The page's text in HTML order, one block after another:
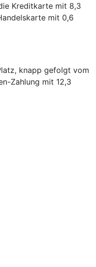
Kreditkarte mit 8,3
mit 0,6
knapp gefolgt vom
Zahlung mit 12,3